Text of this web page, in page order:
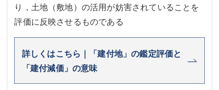
り，土地（敷地）の活用が妨害されていることを
評価に反映させるものである
詳しくはこちら｜「建付地」の鑑定評価と
「建付減価」の意味